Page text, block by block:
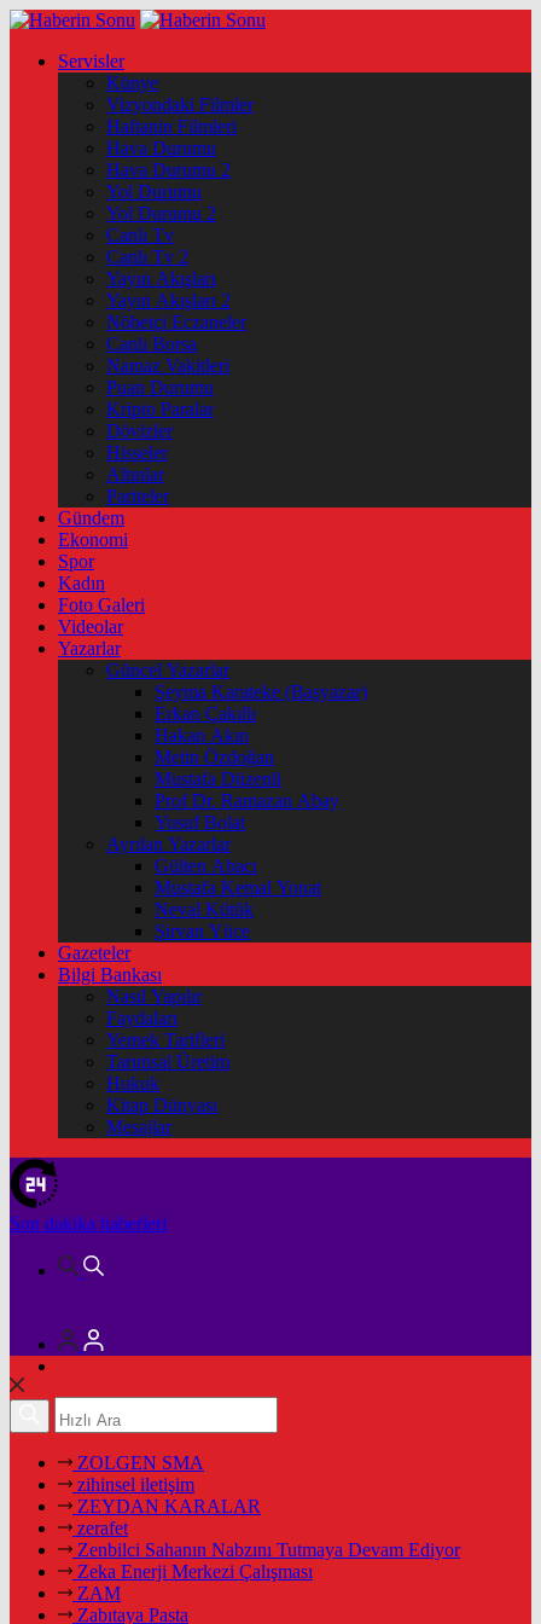
Servisler
Künye
Vizyondaki Filmler
Haftanin Filmleri
Hava Durumu
Hava Durumu 2
Yol Durumu
Yol Durumu 2
Canlı Tv
Canlı Tv 2
Yayın Akışları
Yayın Akışları 2
Nöbetçi Eczaneler
Canlı Borsa
Namaz Vakitleri
Puan Durumu
Kripto Paralar
Dövizler
Hisseler
Altınlar
Pariteler
Gündem
Ekonomi
Spor
Kadın
Foto Galeri
Videolar
Yazarlar
Güncel Yazarlar
Şeyma Karateke (Başyazar)
Erkan Çakıllı
Hakan Akın
Metin Özdoğan
Mustafa Düzenli
Prof Dr. Ramazan Abay
Yusuf Bolat
Ayrılan Yazarlar
Gülten Abacı
Mustafa Kemal Yonat
Neval Kütük
Şirvan Yüce
Gazeteler
Bilgi Bankası
Nasıl Yapılır
Faydaları
Yemek Tarifleri
Tarımsal Üretim
Hukuk
Kitap Dünyası
Mesajlar
Son dakika haberleri
ZOLGEN SMA
zihinsel iletişim
ZEYDAN KARALAR
zerafet
Zenbilci Sahanın Nabzını Tutmaya Devam Ediyor
Zeka Enerji Merkezi Çalışması
ZAM
Zabıtaya Pasta